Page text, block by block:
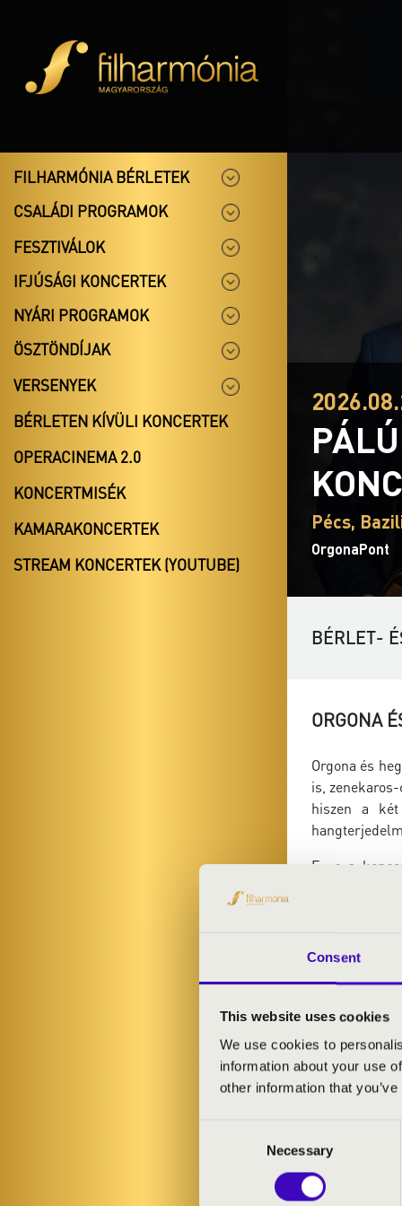
Consent
This website uses cookies
We use cookies to
information about your use
other information that
Necessary
FILHARMÓNIA BÉRLETEK
CSALÁDI PROGRAMOK
FESZTIVÁLOK
IFJÚSÁGI KONCERTEK
NYÁRI PROGRAMOK
ÖSZTÖNDÍJAK
VERSENYEK
BÉRLETEN KÍVÜLI KONCERTEK
OPERACINEMA 2.0
KONCERTMISÉK
KAMARAKONCERTEK
STREAM KONCERTEK (YOUTUBE)
Pécs,
OrgonaPont
BÉRLET-
ORGONA
Orgona és
is,
hiszen a két
Ezen a
zenekarra
Pálúr János-
Sztathatosz
Anthoni van
Tomaso